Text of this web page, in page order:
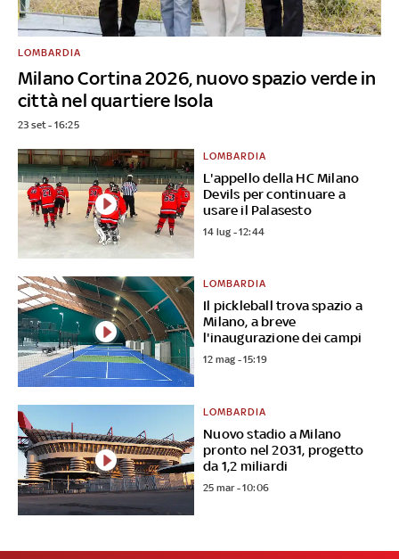
Milano Cortina 2026, nuovo spazio verde in
città nel quartiere Isola
LOMBARDIA
23 set - 16:25
L'appello della HC Milano
Devils per continuare a
usare il Palasesto
LOMBARDIA
14 lug - 12:44
Il pickleball trova spazio a
Milano, a breve
l'inaugurazione dei campi
LOMBARDIA
12 mag - 15:19
Nuovo stadio a Milano
pronto nel 2031, progetto
da 1,2 miliardi
LOMBARDIA
25 mar - 10:06